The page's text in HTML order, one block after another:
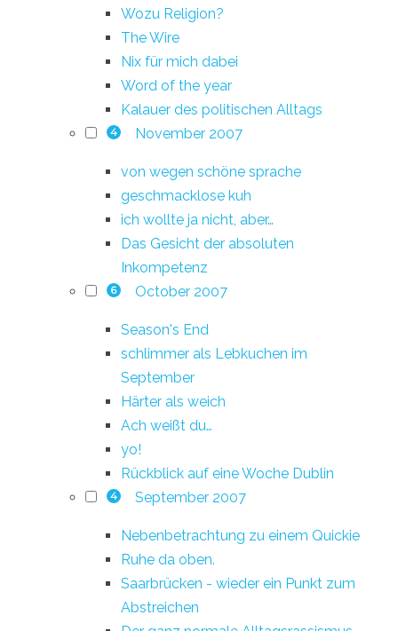
Wozu Religion?
The Wire
Nix für mich dabei
Word of the year
Kalauer des politischen Alltags
4 November 2007
von wegen schöne sprache
geschmacklose kuh
ich wollte ja nicht, aber…
Das Gesicht der absoluten
Inkompetenz
6 October 2007
Season's End
schlimmer als Lebkuchen im
September
Härter als weich
Ach weißt du…
yo!
Rückblick auf eine Woche Dublin
4 September 2007
Nebenbetrachtung zu einem Quickie
Ruhe da oben.
Saarbrücken - wieder ein Punkt zum
Abstreichen